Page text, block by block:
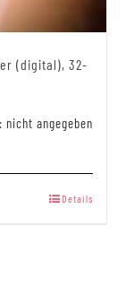
(digital), 32-
nicht angegeben
Details